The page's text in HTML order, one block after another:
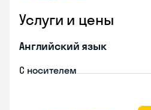
Услуги и цены
Английский язык
С носителем